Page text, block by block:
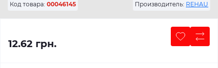
Код товара: 00046145 Производитель: REHAU
12.62 грн.